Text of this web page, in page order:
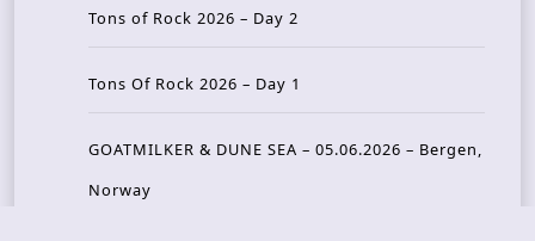
Tons of Rock 2026 – Day 2
Tons Of Rock 2026 – Day 1
GOATMILKER & DUNE SEA – 05.06.2026 – Bergen,
Norway